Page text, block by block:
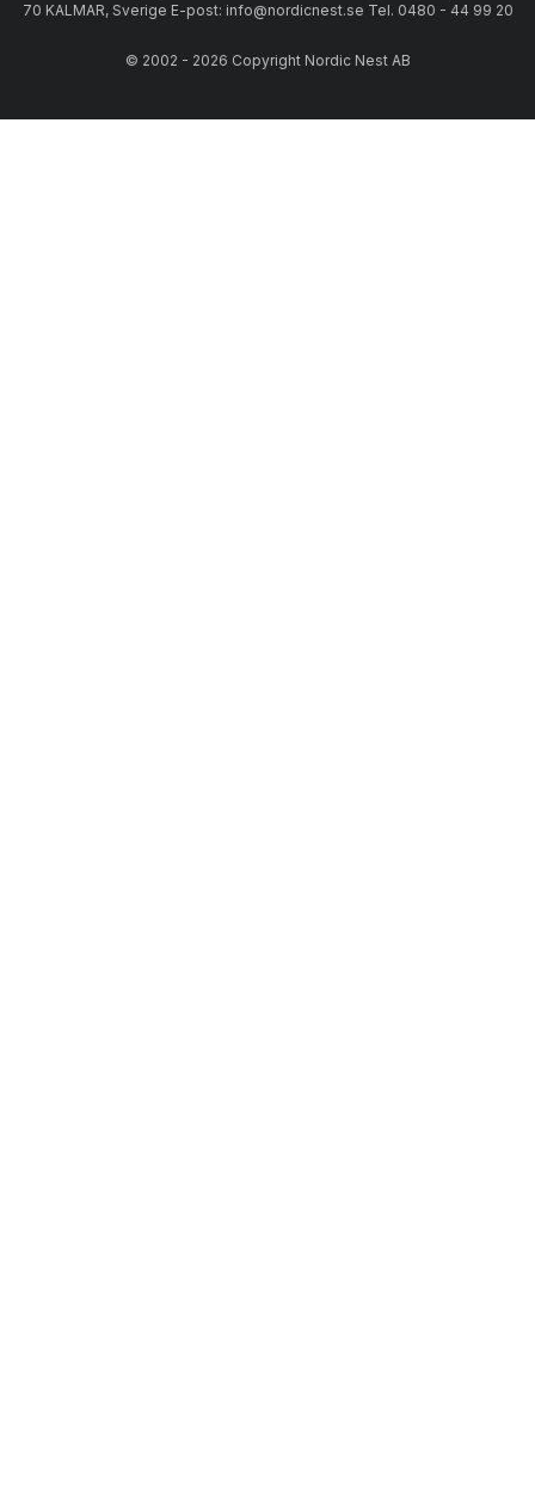
70 KALMAR, Sverige E-post: info@nordicnest.se Tel. 0480 - 44 99 20
© 2002 - 2026 Copyright Nordic Nest AB